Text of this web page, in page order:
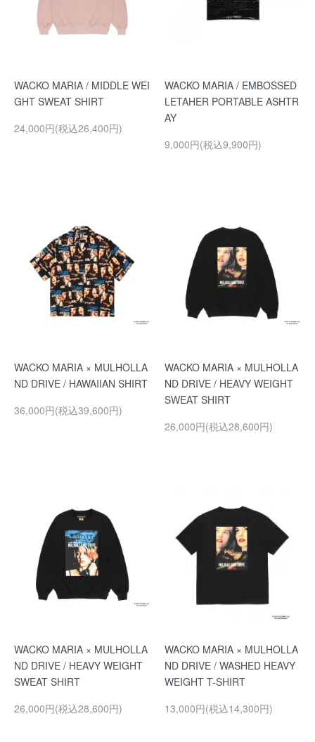
WACKO MARIA / MIDDLE WEI
GHT SWEAT SHIRT
24,000円(税込26,400円)
WACKO MARIA / EMBOSSED
LETAHER PORTABLE ASHTR
AY
9,000円(税込9,900円)
WACKO MARIA × MULHOLLA
ND DRIVE / HAWAIIAN SHIRT
36,000円(税込39,600円)
WACKO MARIA × MULHOLLA
ND DRIVE / HEAVY WEIGHT
SWEAT SHIRT
26,000円(税込28,600円)
WACKO MARIA × MULHOLLA
ND DRIVE / HEAVY WEIGHT
SWEAT SHIRT
26,000円(税込28,600円)
WACKO MARIA × MULHOLLA
ND DRIVE / WASHED HEAVY
WEIGHT T-SHIRT
13,000円(税込14,300円)